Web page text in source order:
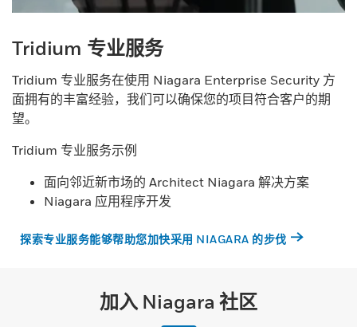
Tridium 专业服务
Tridium 专业服务在使用 Niagara Enterprise Security 方
面拥有的丰富经验，我们可以确保您的项目符合客户的期
望。
Tridium 专业服务示例
面向邻近新市场的 Architect Niagara 解决方案
Niagara 应用程序开发
探索专业服务能够帮助您加快采用 NIAGARA 的步伐
加入 Niagara 社区